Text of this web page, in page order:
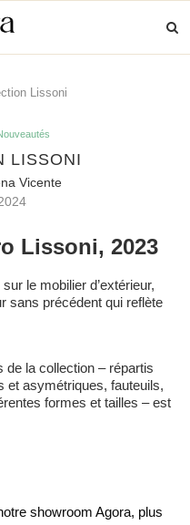
Lissoni
LISSONI
Vicente
Lissoni, 2023
le mobilier d’extérieur,
sans précédent qui reflète
de la collection – répartis
et asymétriques, fauteuils,
formes et tailles – est
showroom Agora, plus